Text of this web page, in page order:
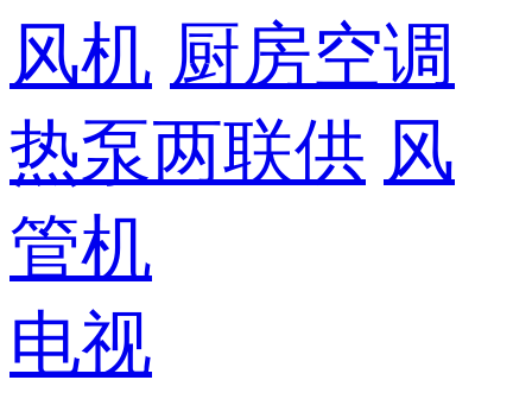
风机 厨房空调
热泵两联供 风
管机
电视